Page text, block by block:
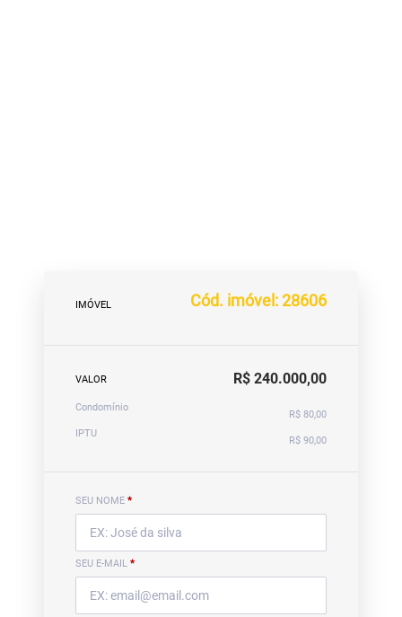
IMÓVEL Cód. imóvel: 28606
VALOR R$ 240.000,00
Condomínio
R$ 80,00
IPTU
R$ 90,00
SEU NOME *
SEU E-MAIL *